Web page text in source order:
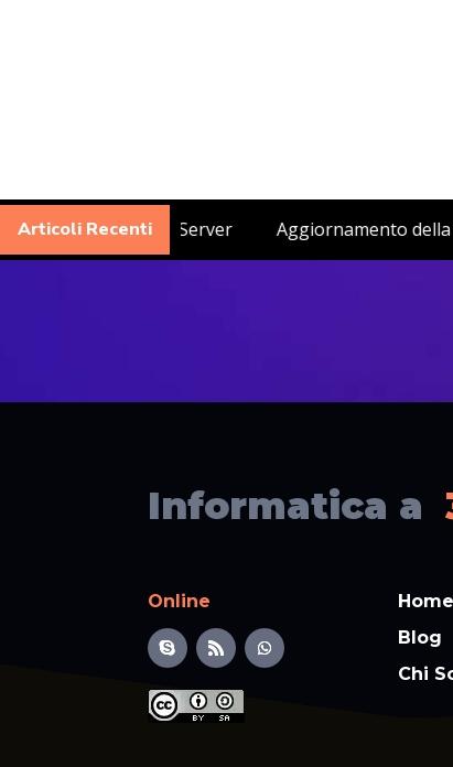
Articoli Recenti
inviare i log ad un Syslog Server
Informatica a
Online
Home
Blog
Chi